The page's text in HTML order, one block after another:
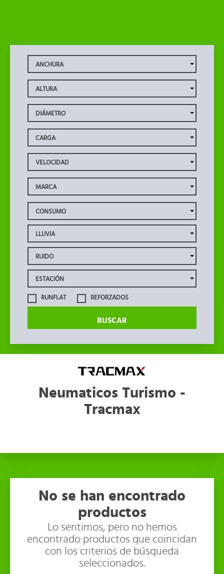
RUNFLAT REFORZADOS
BUSCAR
Neumaticos Turismo -
Tracmax
No se han encontrado
productos
Lo sentimos, pero no hemos
encontrado productos que coincidan
con los criterios de búsqueda
seleccionados.